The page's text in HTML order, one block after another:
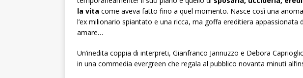
la vita come aveva fatto fino a quel momento. Nasce così una
l’ex milionario spiantato e una ricca, ma goffa ereditiera appassionata
amare…
Un’inedita coppia di interpreti, Gianfranco Jannuzzo e Debora
in una commedia evergreen che regala al pubblico novanta minuti